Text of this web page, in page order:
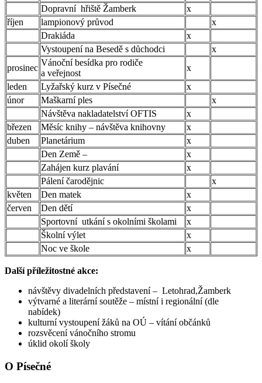
Dopravní hřiště Žamberk
x
říjen
lampionový průvod
x
Drakiáda
x
Vystoupení na Besedě s důchodci
x
prosinec
Vánoční besídka pro rodiče
a veřejnost
x
leden
Lyžařský kurz v Písečné
x
únor
Maškarní ples
x
Návštěva nakladatelství OFTIS
x
březen
Měsíc knihy – návštěva knihovny
x
duben
Planetárium
x
Den Země –
x
Zahájen kurz plavání
x
Pálení čarodějnic
x
květen
Den matek
x
červen
Den dětí
x
Sportovní utkání s okolními školami
x
Školní výlet
x
Noc ve škole
x
Další příležitostné akce:
návštěvy divadelních představení – Letohrad,Žamberk
výtvarné a literární soutěže – místní i regionální (dle
nabídek)
kulturní vystoupení žáků na OÚ – vítání občánků
rozsvěcení vánočního stromu
úklid okolí školy
O Písečné